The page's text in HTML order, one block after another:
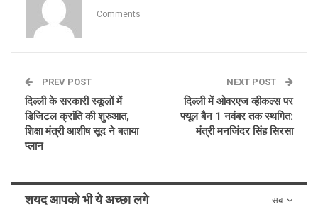
Comments
PREV POST
दिल्ली के सरकारी स्कूलों में
डिजिटल क्रांति की शुरुआत,
शिक्षा मंत्री आशीष सूद ने बताया
प्लान
NEXT POST
दिल्ली में ओवरएज व्हीकल्स पर
फ्यूल बैन 1 नवंबर तक स्थगित:
मंत्री मनजिंदर सिंह सिरसा
सब
शयद आपको भी ये अच्छा लगे